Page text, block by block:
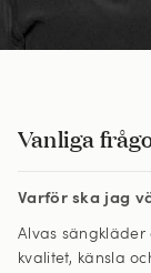
Vanliga
Varför ska jag
Alvas
kvalitet, känsla